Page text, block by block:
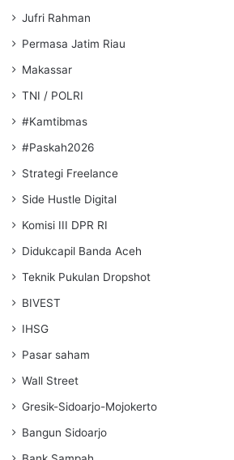
Jufri Rahman
Permasa Jatim Riau
Makassar
TNI / POLRI
#Kamtibmas
#Paskah2026
Strategi Freelance
Side Hustle Digital
Komisi III DPR RI
Didukcapil Banda Aceh
Teknik Pukulan Dropshot
BIVEST
IHSG
Pasar saham
Wall Street
Gresik-Sidoarjo-Mojokerto
Bangun Sidoarjo